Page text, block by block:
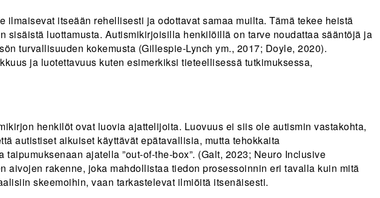
itseään rehellisesti ja odottavat samaa muilta. Tämä tekee heistä
luottamusta. Autismikirjoisilla henkilöillä on tarve noudattaa sääntöjä ja
turvallisuuden kokemusta (Gillespie-Lynch ym., 2017; Doyle, 2020).
ja luotettavuus kuten esimerkiksi tieteellisessä tutkimuksessa,
henkilöt ovat luovia ajattelijoita. Luovuus ei siis ole autismin vastakohta,
autistiset aikuiset käyttävät epätavallisia, mutta tehokkaita
ajatella ”out-of-the-box”. (Galt, 2023; Neuro Inclusive
rakenne, joka mahdollistaa tiedon prosessoinnin eri tavalla kuin mitä
skeemoihin, vaan tarkastelevat ilmiöitä itsenäisesti.